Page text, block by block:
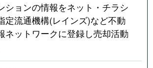
ションの情報をネット・チラシ
定流通機構(レインズ)など不動
ネットワークに登録し売却活動